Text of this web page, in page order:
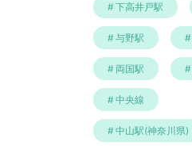
下高井戸駅
与野駅
両国駅
中央線
中山駅(神奈川県)